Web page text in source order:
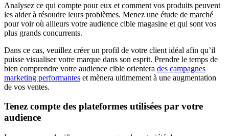
Analysez ce qui compte pour eux et comment vos produits peuvent
les aider à résoudre leurs problèmes. Menez une étude de marché
pour voir où ailleurs votre audience cible magasine et qui sont vos
plus grands concurrents.
Dans ce cas, veuillez créer un profil de votre client idéal afin qu’il
puisse visualiser votre marque dans son esprit. Prendre le temps de
bien comprendre votre audience cible orientera des campagnes
marketing performantes et mènera ultimement à une augmentation
de vos ventes.
Tenez compte des plateformes utilisées par votre
audience